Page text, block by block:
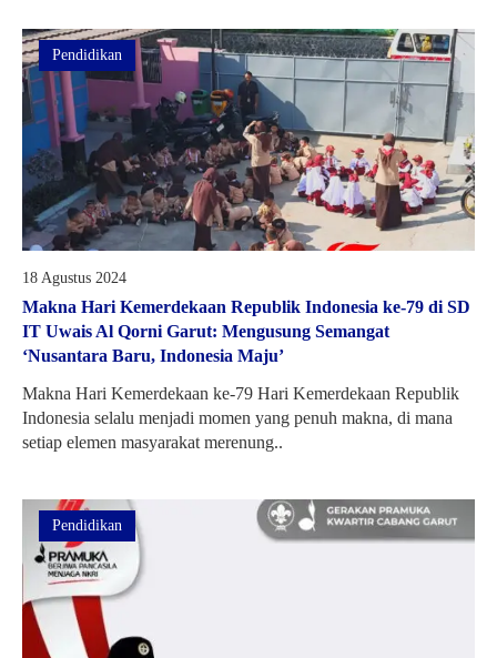
Pendidikan
18 Agustus 2024
Makna Hari Kemerdekaan Republik Indonesia ke-79 di SD
IT Uwais Al Qorni Garut: Mengusung Semangat
‘Nusantara Baru, Indonesia Maju’
Makna Hari Kemerdekaan ke-79 Hari Kemerdekaan Republik
Indonesia selalu menjadi momen yang penuh makna, di mana
setiap elemen masyarakat merenung..
Pendidikan